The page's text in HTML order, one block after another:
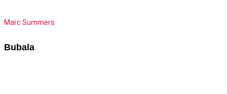
Marc Summers
Bubala